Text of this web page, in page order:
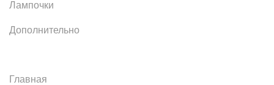
Лампочки
Дополнительно
Главная